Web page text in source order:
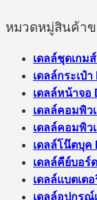
หมวดหมู่สินค้าข
เดลล์ชุดเกม
เดลล์กระเป๋
เดลล์หน้าจอ
เดลล์คอมพิว
เดลล์คอมพิว
เดลล์โน๊ตบุค
เดลล์คีย์บอร์
เดลล์แบตเต
เดลล์อุปกรณ์